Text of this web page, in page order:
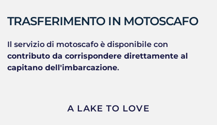
TRASFERIMENTO IN MOTOSCAFO
Il servizio di motoscafo è disponibile con
contributo da corrispondere direttamente al
capitano dell'imbarcazione.
A LAKE TO LOVE